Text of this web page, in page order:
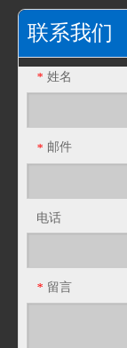
联系我们
* 姓名
* 邮件
电话
* 留言